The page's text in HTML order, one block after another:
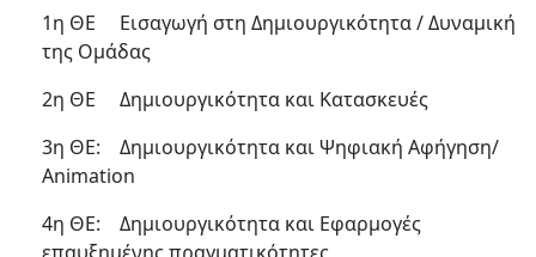
1η ΘΕ Εισαγωγή στη Δημιουργικότητα / Δυναμική
της Ομάδας
2η ΘΕ Δημιουργικότητα και Κατασκευές
3η ΘΕ: Δημιουργικότητα και Ψηφιακή Αφήγηση/
Animation
4η ΘΕ: Δημιουργικότητα και Εφαρμογές